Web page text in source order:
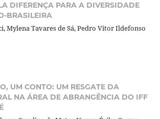
DIFERENÇA PARA A DIVERSIDADE
BRASILEIRA
Mylena Tavares de Sá, Pedro Vitor Ildefonso
UM CONTO: UM RESGATE DA
NA ÁREA DE ABRANGÊNCIA DO IFF